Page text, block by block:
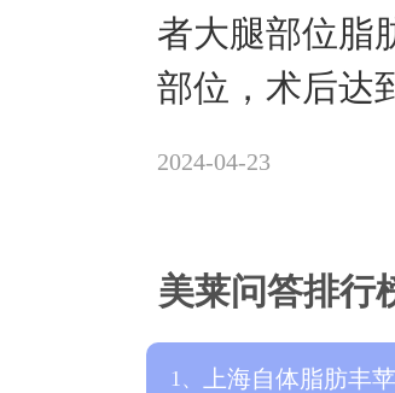
者大腿部位脂
部位，术后达
2024-04-23
美莱问答排行
1、 上海自体脂肪丰